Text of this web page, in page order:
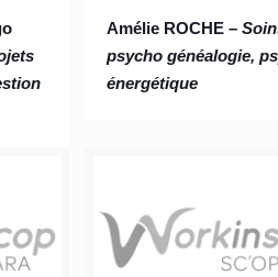
Amélie ROCHE –
psycho généalogie,
énergétique